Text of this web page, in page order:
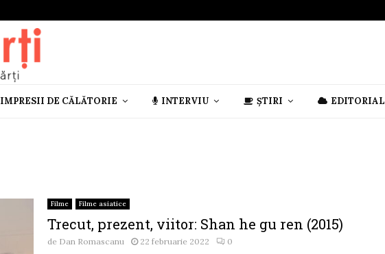
IMPRESII DE CĂLĂTORIE INTERVIU ȘTIRI EDITORIAL
Filme Filme asiatice
Trecut, prezent, viitor: Shan he gu ren (2015)
de Dan Romascanu 22 februarie 2022 0